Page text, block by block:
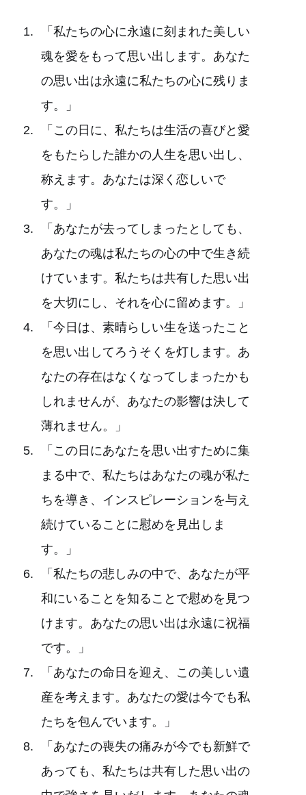
「私たちの心に永遠に刻まれた美しい
魂を愛をもって思い出します。あなた
の思い出は永遠に私たちの心に残りま
す。」
「この日に、私たちは生活の喜びと愛
をもたらした誰かの人生を思い出し、
称えます。あなたは深く恋しいで
す。」
「あなたが去ってしまったとしても、
あなたの魂は私たちの心の中で生き続
けています。私たちは共有した思い出
を大切にし、それを心に留めます。」
「今日は、素晴らしい生を送ったこと
を思い出してろうそくを灯します。あ
なたの存在はなくなってしまったかも
しれませんが、あなたの影響は決して
薄れません。」
「この日にあなたを思い出すために集
まる中で、私たちはあなたの魂が私た
ちを導き、インスピレーションを与え
続けていることに慰めを見出しま
す。」
「私たちの悲しみの中で、あなたが平
和にいることを知ることで慰めを見つ
けます。あなたの思い出は永遠に祝福
です。」
「あなたの命日を迎え、この美しい遺
産を考えます。あなたの愛は今でも私
たちを包んでいます。」
「あなたの喪失の痛みが今でも新鮮で
あっても、私たちは共有した思い出の